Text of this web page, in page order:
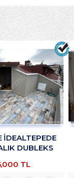
İDEALTEPEDE
DUBLEKS
TL